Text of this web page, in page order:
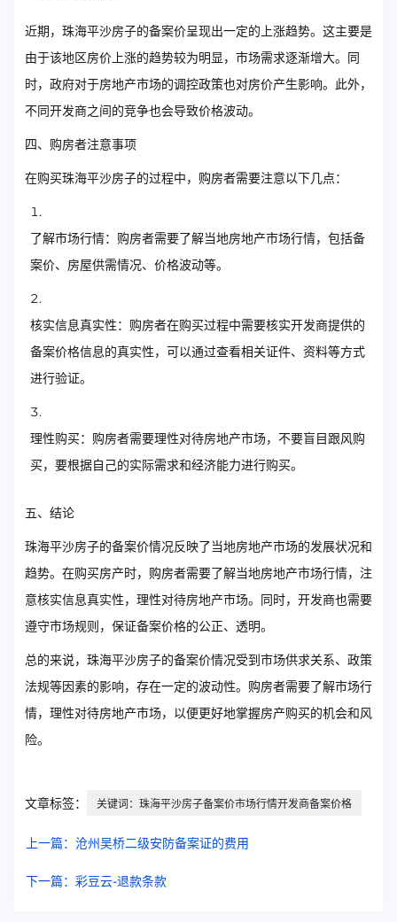
近期，珠海平沙房子的备案价呈现出一定的上涨趋势。这主要是
由于该地区房价上涨的趋势较为明显，市场需求逐渐增大。同
时，政府对于房地产市场的调控政策也对房价产生影响。此外，
不同开发商之间的竞争也会导致价格波动。
四、购房者注意事项
在购买珠海平沙房子的过程中，购房者需要注意以下几点：
了解市场行情：购房者需要了解当地房地产市场行情，包括备
案价、房屋供需情况、价格波动等。
核实信息真实性：购房者在购买过程中需要核实开发商提供的
备案价格信息的真实性，可以通过查看相关证件、资料等方式
进行验证。
理性购买：购房者需要理性对待房地产市场，不要盲目跟风购
买，要根据自己的实际需求和经济能力进行购买。
五、结论
珠海平沙房子的备案价情况反映了当地房地产市场的发展状况和
趋势。在购买房产时，购房者需要了解当地房地产市场行情，注
意核实信息真实性，理性对待房地产市场。同时，开发商也需要
遵守市场规则，保证备案价格的公正、透明。
总的来说，珠海平沙房子的备案价情况受到市场供求关系、政策
法规等因素的影响，存在一定的波动性。购房者需要了解市场行
情，理性对待房地产市场，以便更好地掌握房产购买的机会和风
险。
文章标签： 关键词：珠海平沙房子备案价市场行情开发商备案价格
上一篇：沧州吴桥二级安防备案证的费用
下一篇：彩豆云-退款条款